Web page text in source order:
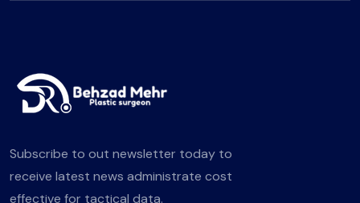
Subscribe to out newsletter today to
receive latest news administrate cost
effective for tactical data.